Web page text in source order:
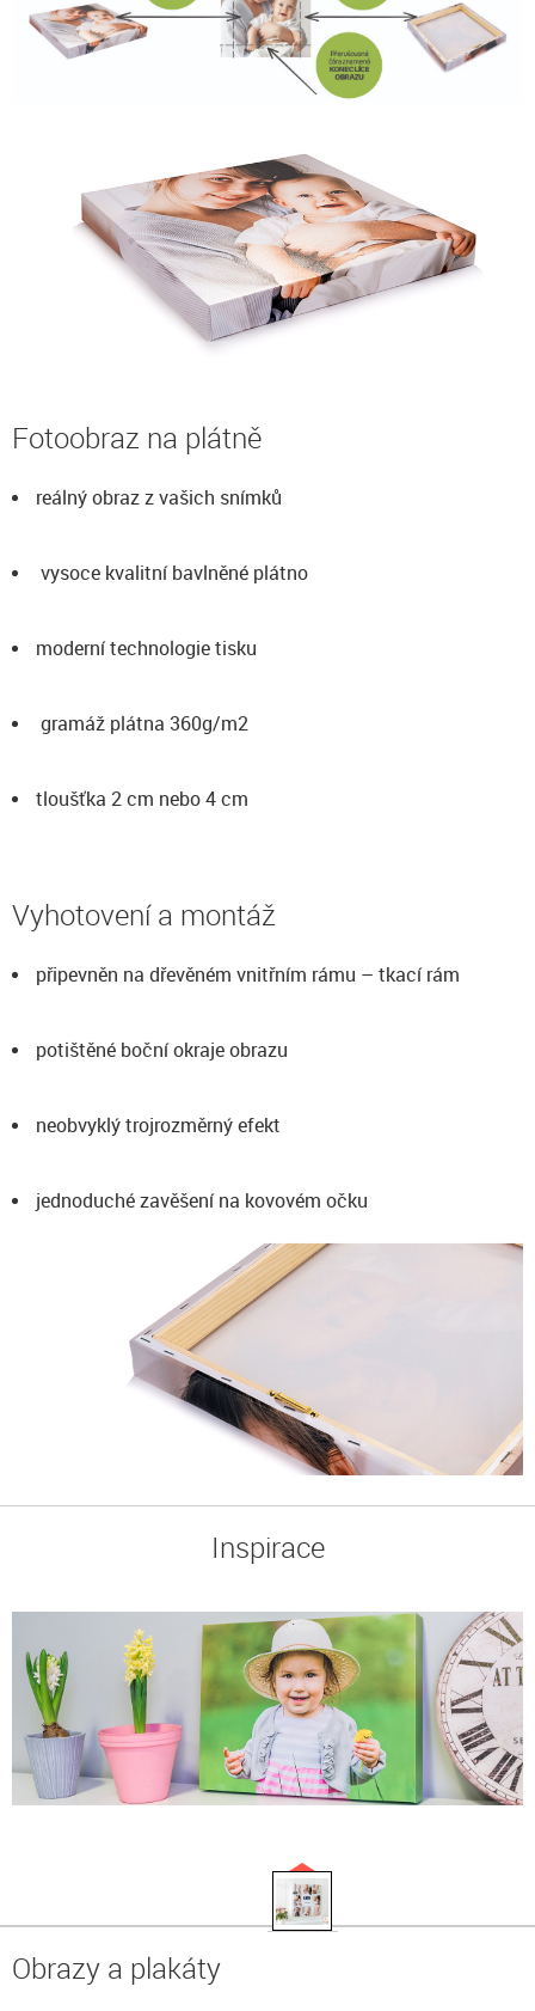
Fotoobraz na plátně
reálný obraz z vašich snímků
vysoce kvalitní bavlněné plátno
moderní technologie tisku
gramáž plátna 360g/m2
tloušťka 2 cm nebo 4 cm
Vyhotovení a montáž
připevněn na dřevěném vnitřním rámu – tkací rám
potištěné boční okraje obrazu
neobvyklý trojrozměrný efekt
jednoduché zavěšení na kovovém očku
Inspirace
Obrazy a plakáty